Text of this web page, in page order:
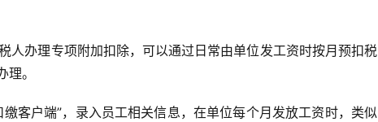
人办理专项附加扣除，可以通过日常由单位发工资时按月预扣税
。
客户端”，录入员工相关信息，在单位每个月发放工资时，类似